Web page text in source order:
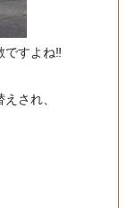
ですよね‼
され、